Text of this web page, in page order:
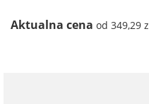
Aktualna cena od 349,29